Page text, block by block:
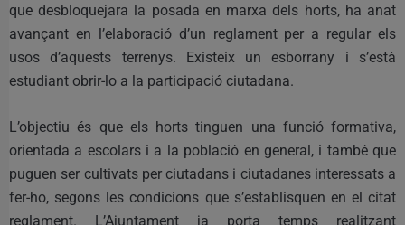
que desbloquejara la posada en marxa dels horts, ha anat
avançant en l’elaboració d’un reglament per a regular els
usos d’aquests terrenys. Existeix un esborrany i s’està
estudiant obrir-lo a la participació ciutadana.
L’objectiu és que els horts tinguen una funció formativa,
orientada a escolars i a la població en general, i també que
puguen ser cultivats per ciutadans i ciutadanes interessats a
fer-ho, segons les condicions que s’establisquen en el citat
reglament. L’Ajuntament ja porta temps realitzant